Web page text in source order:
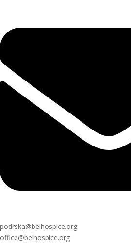
podrska@belhospice.org
office@belhospice.org